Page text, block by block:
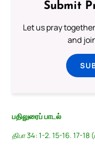
Submit
Let us pray
and
பதிலுரைப் பாடல்
திபா 34: 1-2. 15-16. 17-18